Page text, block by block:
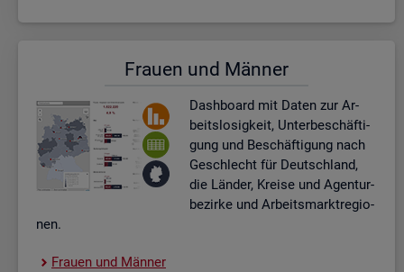
Frau­en und Män­ner
Dash­board mit Daten zur Ar­
beits­lo­sig­keit, Un­ter­be­schäf­ti­
gung und Be­schäf­ti­gung nach
Ge­schlecht für Deutsch­land,
die Län­der, Krei­se und Agen­tur­
be­zir­ke und Ar­beits­markt­re­gio­
nen.
Frau­en und Män­ner